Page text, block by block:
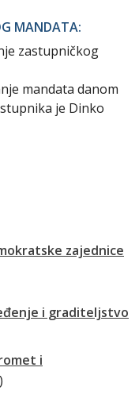
MANDATA:
zastupničkog
mandata danom
je Dinko
zajednice
i graditeljstvo
i